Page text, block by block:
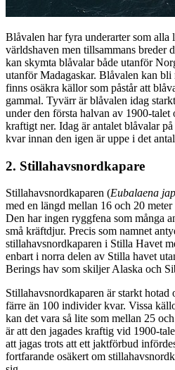
Blåvalen har fyra underarter som alla
världshaven men tillsammans breder
kan skymta blåvalar både utanför
utanför Madagaskar. Blåvalen kan
finns osäkra källor som påstår att
gammal. Tyvärr är blåvalen idag
under den första halvan av 1900-
kraftigt ner. Idag är antalet blåvalar
kvar innan den igen är uppe i det
2. Stillahavsnordkapare
Stillahavsnordkaparen (Eubalaena
med en längd mellan 16 och 20
Den har ingen ryggfena som många
små kräftdjur. Precis som namnet
stillahavsnordkaparen i Stilla Havet
enbart i norra delen av Stilla havet
Berings hav som skiljer Alaska och
Stillahavsnordkaparen är starkt
färre än 100 individer kvar. Vissa
kan det vara så lite som mellan 25
är att den jagades kraftig vid 1900-
att jagas trots att ett jaktförbud
fortfarande osäkert om